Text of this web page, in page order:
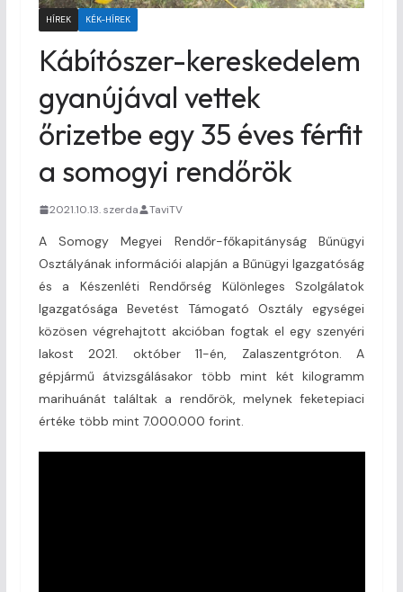
HÍREK KÉK-HÍREK
Kábítószer-kereskedelem
gyanújával vettek
őrizetbe egy 35 éves férfit
a somogyi rendőrök
2021.10.13. szerda TaviTV
A Somogy Megyei Rendőr-főkapitányság Bűnügyi
Osztályának információi alapján a Bűnügyi Igazgatóság
és a Készenléti Rendőrség Különleges Szolgálatok
Igazgatósága Bevetést Támogató Osztály egységei
közösen végrehajtott akcióban fogtak el egy szenyéri
lakost 2021. október 11-én, Zalaszentgróton. A
gépjármű átvizsgálásakor több mint két kilogramm
marihuánát találtak a rendőrök, melynek feketepiaci
értéke több mint 7.000.000 forint.